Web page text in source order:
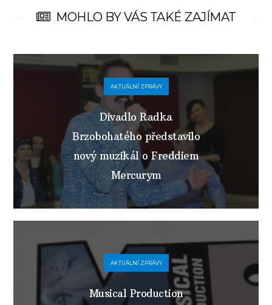
MOHLO BY VÁS TAKÉ ZAJÍMAT
AKTUÁLNÍ ZPRÁVY
Divadlo Radka
Brzobohatého představilo
nový muzikál o Freddiem
Mercurym
AKTUÁLNÍ ZPRÁVY
Musical Production